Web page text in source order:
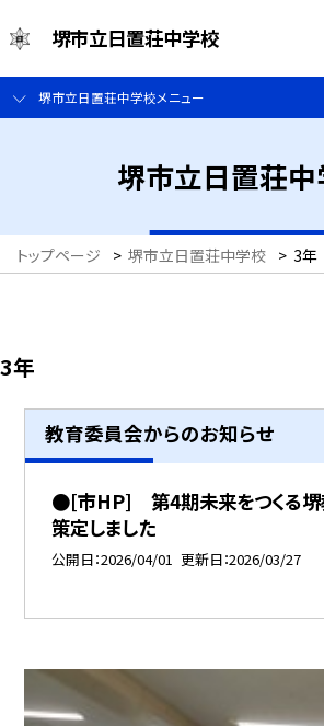
堺市立日置荘中学校
堺市立日置荘中学校メニュー
堺市立日置荘
トップページ > 堺市立日置荘中学校 > 3年
3年
教育委員会からのお知らせ
●[市HP] 第4期未来をつくる堺
策定しました
公開日 2026/04/01 更新日 2026/03/27